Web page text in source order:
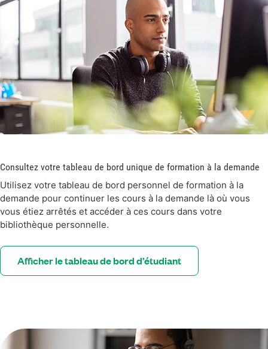
Consultez votre tableau de bord unique de formation à la demande
Utilisez votre tableau de bord personnel de formation à la
demande pour continuer les cours à la demande là où vous
vous étiez arrêtés et accéder à ces cours dans votre
bibliothèque personnelle.
Afficher le tableau de bord d’étudiant